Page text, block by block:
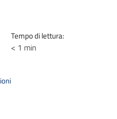
Tempo di lettura:
< 1 min